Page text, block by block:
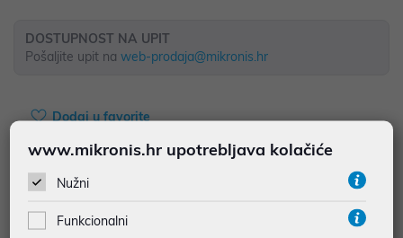
DOSTUPNOST NA UPIT
Pošaljite upit na web-prodaja@mikronis.hr
Dodaj u favorite
Vidi detalje
www.mikronis.hr upotrebljava kolačiće
Nužni
Funkcionalni